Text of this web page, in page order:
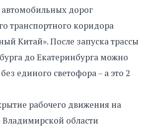
автомобильных дорог
транспортного коридора
Китай». После запуска трассы
до Екатеринбурга можно
единого светофора – а это 2
рабочего движения на
Владимирской области